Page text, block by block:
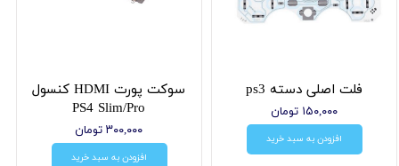
فلت اصلی دسته ps3
۱۵۰,۰۰۰ تومان
افزودن به سبد خرید
سوکت پورت HDMI کنسول
PS4 Slim/Pro
۳۰۰,۰۰۰ تومان
افزودن به سبد خرید